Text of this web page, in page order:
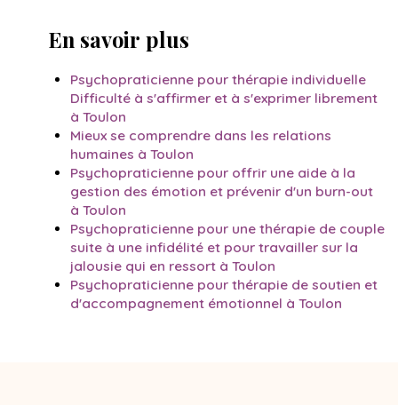
En savoir plus
Psychopraticienne pour thérapie individuelle
Difficulté à s'affirmer et à s'exprimer librement
à Toulon
Mieux se comprendre dans les relations
humaines à Toulon
Psychopraticienne pour offrir une aide à la
gestion des émotion et prévenir d'un burn-out
à Toulon
Psychopraticienne pour une thérapie de couple
suite à une infidélité et pour travailler sur la
jalousie qui en ressort à Toulon
Psychopraticienne pour thérapie de soutien et
d'accompagnement émotionnel à Toulon